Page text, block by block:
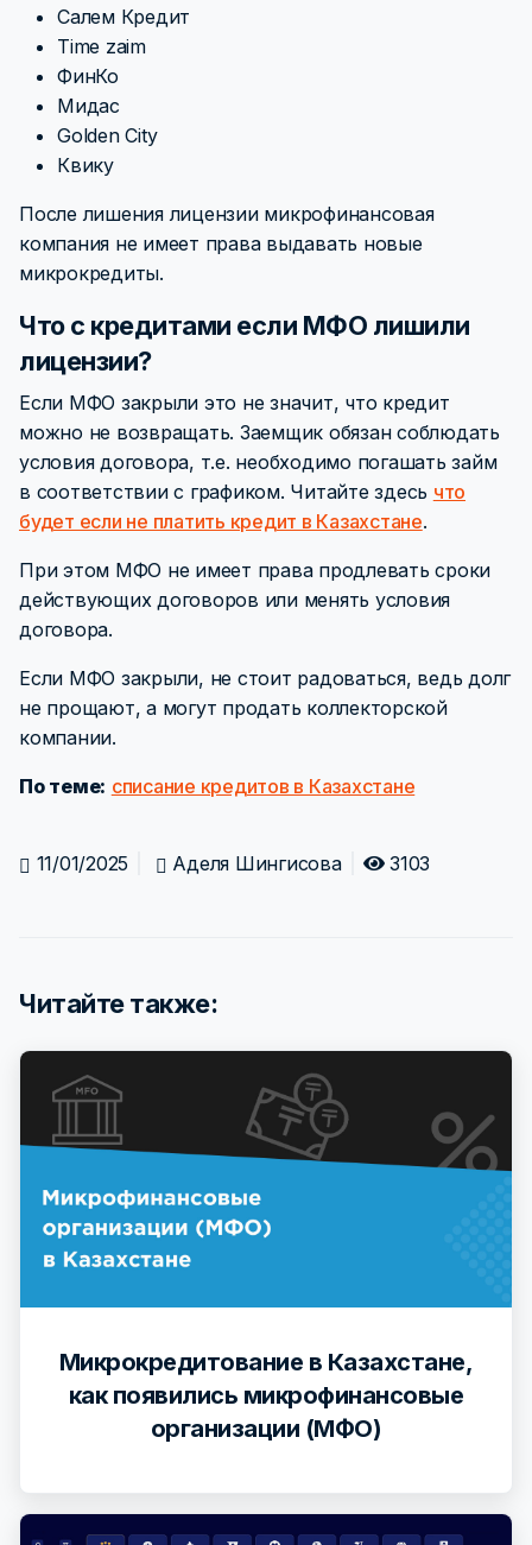
Салем Кредит
Time zaim
ФинКо
Мидас
Golden City
Квику
После лишения лицензии микрофинансовая
компания не имеет права выдавать новые
микрокредиты.
Что с кредитами если МФО лишили
лицензии?
Если МФО закрыли это не значит, что кредит
можно не возвращать. Заемщик обязан соблюдать
условия договора, т.е. необходимо погашать займ
в соответствии с графиком. Читайте здесь что
будет если не платить кредит в Казахстане.
При этом МФО не имеет права продлевать сроки
действующих договоров или менять условия
договора.
Если МФО закрыли, не стоит радоваться, ведь долг
не прощают, а могут продать коллекторской
компании.
По теме: списание кредитов в Казахстане
11/01/2025 Аделя Шингисова 3103
Читайте также:
Микрокредитование в Казахстане,
как появились микрофинансовые
организации (МФО)